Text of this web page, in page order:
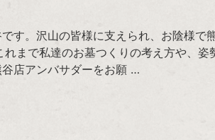
す。沢山の皆様に支えられ、お陰様で
まで私達のお墓つくりの考え方や、姿
店アンバサダーをお願 …